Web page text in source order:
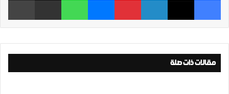
مقالات ذات صلة